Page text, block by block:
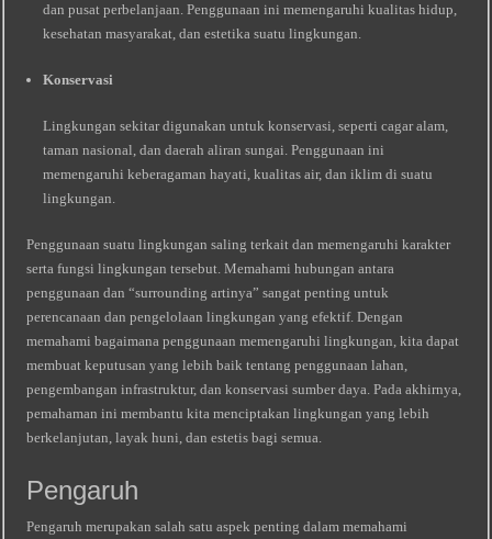
dan pusat perbelanjaan. Penggunaan ini memengaruhi kualitas hidup,
kesehatan masyarakat, dan estetika suatu lingkungan.
Konservasi
Lingkungan sekitar digunakan untuk konservasi, seperti cagar alam,
taman nasional, dan daerah aliran sungai. Penggunaan ini
memengaruhi keberagaman hayati, kualitas air, dan iklim di suatu
lingkungan.
Penggunaan suatu lingkungan saling terkait dan memengaruhi karakter
serta fungsi lingkungan tersebut. Memahami hubungan antara
penggunaan dan “surrounding artinya” sangat penting untuk
perencanaan dan pengelolaan lingkungan yang efektif. Dengan
memahami bagaimana penggunaan memengaruhi lingkungan, kita dapat
membuat keputusan yang lebih baik tentang penggunaan lahan,
pengembangan infrastruktur, dan konservasi sumber daya. Pada akhirnya,
pemahaman ini membantu kita menciptakan lingkungan yang lebih
berkelanjutan, layak huni, dan estetis bagi semua.
Pengaruh
Pengaruh merupakan salah satu aspek penting dalam memahami